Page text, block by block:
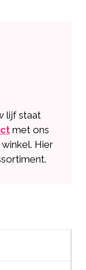
lijf staat
met ons
Hier